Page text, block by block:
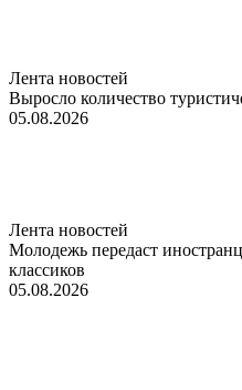
Лента новостей
Выросло количество
05.08.2026
Лента новостей
Молодежь передаст
классиков
05.08.2026